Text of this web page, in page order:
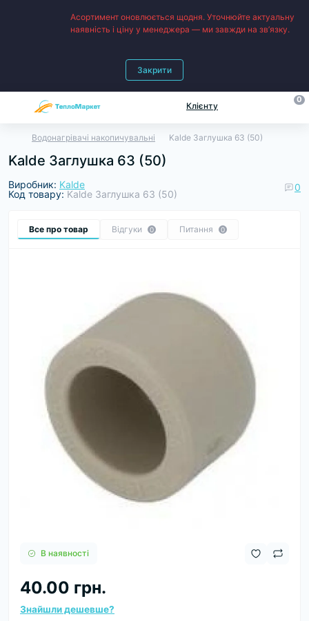
Асортимент оновлюється щодня. Уточнюйте актуальну
наявність і ціну у менеджера — ми завжди на зв’язку.
Закрити
Клієнту
0
Водонагрівачі накопичувальні Kalde Заглушка 63 (50)
Kalde Заглушка 63 (50)
Виробник: Kalde
Код товару: Kalde Заглушка 63 (50)
0
Все про товар Відгуки 0 Питання 0
В наявності
40.00 грн.
Знайшли дешевше?